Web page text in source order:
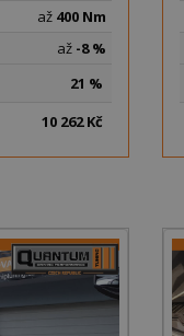
až 400 Nm
až -8 %
21 %
10 262 Kč